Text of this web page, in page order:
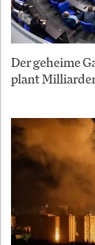
Der geheime
plant